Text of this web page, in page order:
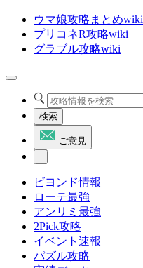
ウマ娘攻略まとめwiki
プリコネR攻略wiki
グラブル攻略wiki
検索
ご意見
ビヨンド情報
ローテ最強
アンリミ最強
2Pick攻略
イベント速報
パズル攻略